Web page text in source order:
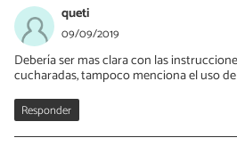
queti
09/09/2019
Debería ser mas clara con las
cucharadas, tampoco menciona el uso de
Responder